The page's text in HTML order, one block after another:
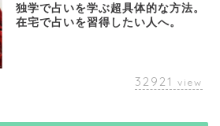
独学で占いを学ぶ超具体的な方法。
在宅で占いを習得したい人へ。
32921 view